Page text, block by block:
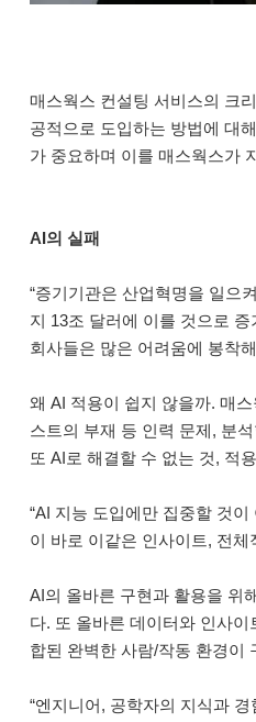
매스웍스 컨설팅 서비스의 크
공적으로 도입하는 방법에 대
가 중요하며 이를 매스웍스가
AI의 실패
“증기기관은 산업혁명을 일으
지 13조 달러에 이를 것으로
회사들은 많은 어려움에 봉착
왜 AI 적용이 쉽지 않을까. 매
스트의 부재 등 인력 문제, 분
또 AI로 해결할 수 없는 것, 적
“AI 지능 도입에만 집중할 것
이 바로 이같은 인사이트, 전
AI의 올바른 구현과 활용을 위
다. 또 올바른 데이터와 인사
합된 완벽한 사람/작동 환경이
“엔지니어, 공학자의 지식과